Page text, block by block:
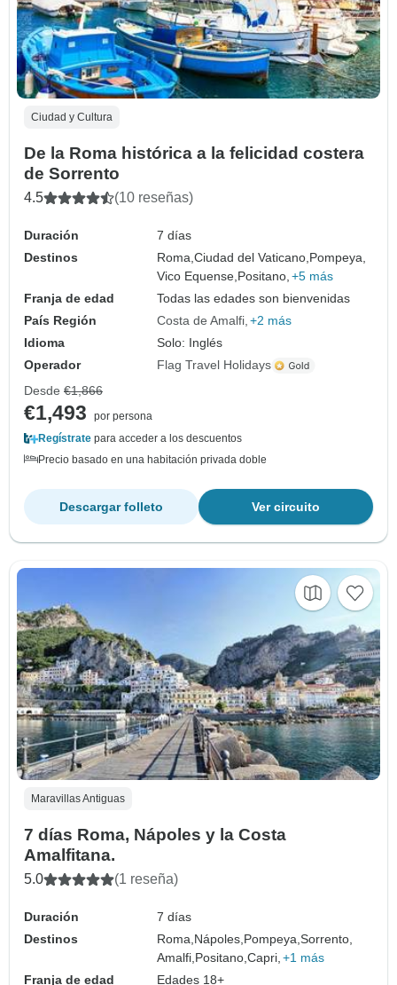
Ciudad y Cultura
De la Roma histórica a la felicidad costera
de Sorrento
4.5 (10 reseñas)
Duración
7 días
Destinos
Roma,Ciudad del Vaticano,Pompeya,
Vico Equense,Positano, +5 más
Franja de edad
Todas las edades son bienvenidas
País Región
Costa de Amalfi +2 más
Idioma
Solo: Inglés
Operador
Flag Travel Holidays
Desde €1,866
€1,493
por persona
Regístrate para acceder a los descuentos
Precio basado en una habitación privada doble
Ver circuito
Descargar folleto
Maravillas Antiguas
7 días Roma, Nápoles y la Costa
Amalfitana.
5.0 (1 reseña)
Duración
7 días
Destinos
Roma,Nápoles,Pompeya,Sorrento,
Amalfi,Positano,Capri, +1 más
Franja de edad
Edades 18+